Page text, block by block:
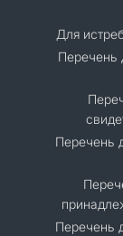
Для
Перечень
Перечень
Перечень